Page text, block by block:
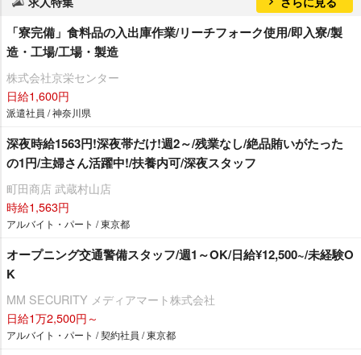
「寮完備」食料品の入出庫作業/リーチフォーク使用/即入寮/製
造・工場/工場・製造
株式会社京栄センター
日給1,600円
派遣社員 / 神奈川県
深夜時給1563円!深夜帯だけ!週2～/残業なし/絶品賄いがたった
の1円/主婦さん活躍中!/扶養内可/深夜スタッフ
町田商店 武蔵村山店
時給1,563円
アルバイト・パート / 東京都
オープニング交通警備スタッフ/週1～OK/日給¥12,500~/未経験O
K
MM SECURITY メディアマート株式会社
日給1万2,500円～
アルバイト・パート / 契約社員 / 東京都